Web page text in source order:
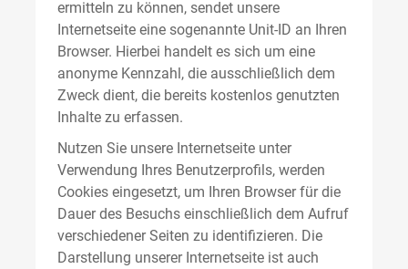
ermitteln zu können, sendet unsere
Internetseite eine sogenannte Unit-ID an Ihren
Browser. Hierbei handelt es sich um eine
anonyme Kennzahl, die ausschließlich dem
Zweck dient, die bereits kostenlos genutzten
Inhalte zu erfassen.
Nutzen Sie unsere Internetseite unter
Verwendung Ihres Benutzerprofils, werden
Cookies eingesetzt, um Ihren Browser für die
Dauer des Besuchs einschließlich dem Aufruf
verschiedener Seiten zu identifizieren. Die
Darstellung unserer Internetseite ist auch